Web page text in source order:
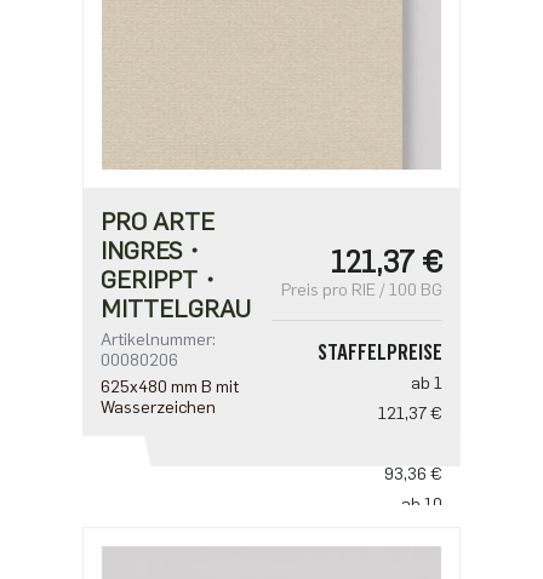
PRO ARTE
INGRES・
GERIPPT・
MITTELGRAU
Artikelnummer:
00080206
625x480 mm B mit
Wasserzeichen
121,37 €
Preis pro RIE / 100 BG
STAFFELPREISE
ab 1
121,37 €
93,36 €
ab 10